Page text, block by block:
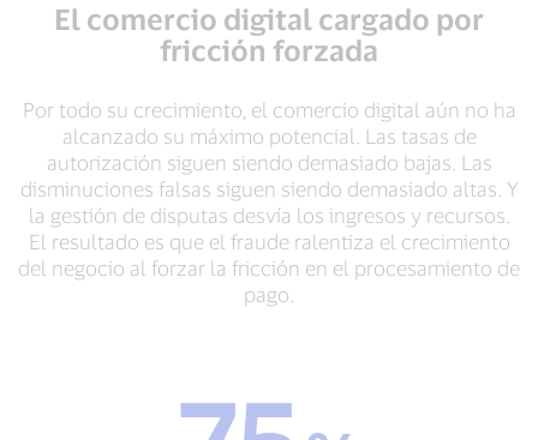
El comercio digital cargado por
fricción forzada
Por todo su crecimiento, el comercio digital aún no ha
alcanzado su máximo potencial. Las tasas de
autorización siguen siendo demasiado bajas. Las
disminuciones falsas siguen siendo demasiado altas. Y
la gestión de disputas desvía los ingresos y recursos.
El resultado es que el fraude ralentiza el crecimiento
del negocio al forzar la fricción en el procesamiento de
pago.
75
%